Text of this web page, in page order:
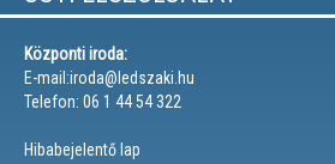
Központi iroda:
E-mail:iroda@ledszaki.hu
Telefon: 06 1 44 54 322
Hibabejelentő lap